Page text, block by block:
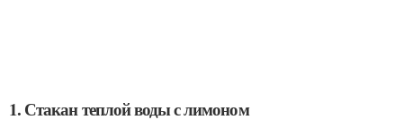
1. Стакан теплой воды с лимоном